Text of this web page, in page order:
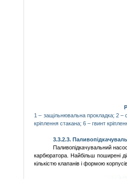
1 – защільнювальнапрокладка; 2 –
кріплення стакана; 6 –гвинт
3.3.2.3.
Паливопідкачувальний
карбюратора.Найбільш поширені
кількістю клапанів і формою